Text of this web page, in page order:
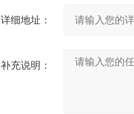
详细地址：
补充说明：